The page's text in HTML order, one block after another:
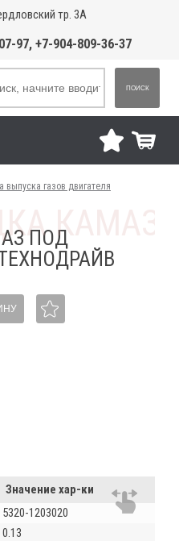
тр. 3А
97, +7-904-809-36-37
ПОИСК
выпуска газов двигателя
ПОД
Значение хар-ки
5320-1203020
0.13